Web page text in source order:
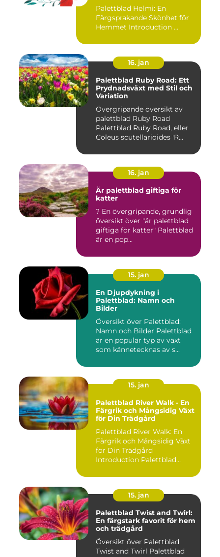
Palettblad Helmi: En
Färgsprakande Skönhet för
Hemmet Introduction ...
16. jan
Palettblad Ruby Road: Ett
Prydnadsväxt med Stil och
Variation
Övergripande översikt av
palettblad Ruby Road
Palettblad Ruby Road, eller
Coleus scutellarioides 'R...
16. jan
Är palettblad giftiga för
katter
? En övergripande, grundlig
översikt över "är palettblad
giftiga för katter" Palettblad
är en pop...
15. jan
En Djupdykning i
Palettblad: Namn och
Bilder
Översikt över Palettblad:
Namn och Bilder Palettblad
är en populär typ av växt
som kännetecknas av s...
15. jan
Palettblad River Walk - En
Färgrik och Mångsidig Växt
för Din Trädgård
Palettblad River Walk: En
Färgrik och Mångsidig Växt
för Din Trädgård
Introduction Palettblad
15. jan
Palettblad Twist and Twirl:
En färgstark favorit för hem
och trädgård
Översikt över Palettblad
Twist and Twirl Palettblad